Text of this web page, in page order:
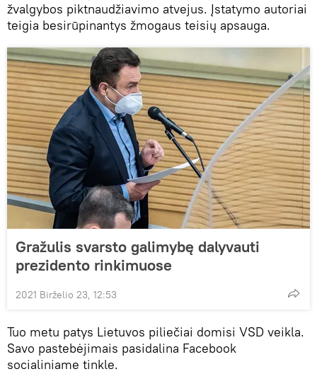
žvalgybos piktnaudžiavimo atvejus. Įstatymo autoriai
teigia besirūpinantys žmogaus teisių apsauga.
Gražulis svarsto galimybę dalyvauti
prezidento rinkimuose
2021 Birželio 23, 12:53
Tuo metu patys Lietuvos piliečiai domisi VSD veikla.
Savo pastebėjimais pasidalina Facebook
socialiniame tinkle.